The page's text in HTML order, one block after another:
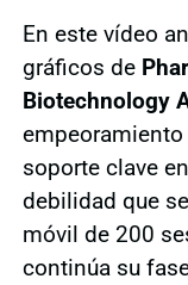
En este vídeo
gráficos de
Biotechnology
soporte clave
debilidad que
móvil de 200
continúa su